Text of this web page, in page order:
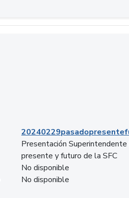
Presentación Superintendente
presente y futuro de la SFC
No disponible
No disponible